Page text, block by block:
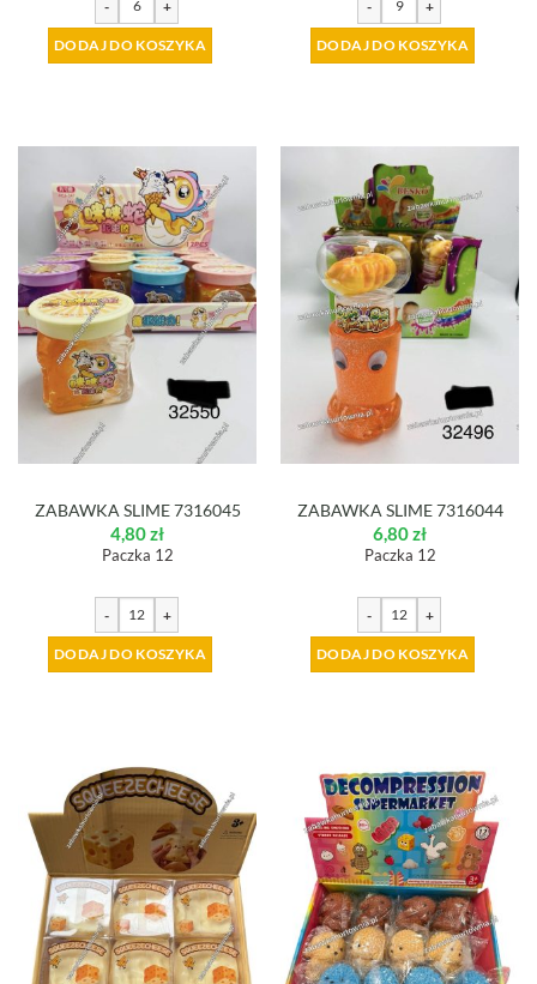
- +
DODAJ DO KOSZYKA
- +
DODAJ DO KOSZYKA
ZABAWKA SLIME 7316045
4,80zł
Paczka 12
- +
DODAJ DO KOSZYKA
ZABAWKA SLIME 7316044
6,80zł
Paczka 12
- +
DODAJ DO KOSZYKA